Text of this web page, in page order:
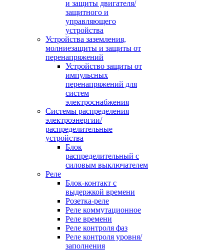
и защиты двигателя/
защитного и
управляющего
устройства
Устройства заземления,
молниезащиты и защиты от
перенапряжений
Устройство защиты от
импульсных
перенапряжений для
систем
электроснабжения
Системы распределения
электроэнергии/
распределительные
устройства
Блок
распределительный с
силовым выключателем
Реле
Блок-контакт с
выдержкой времени
Розетка-реле
Реле коммутационное
Реле времени
Реле контроля фаз
Реле контроля уровня/
заполнения